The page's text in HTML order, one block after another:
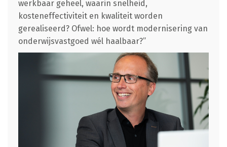
werkbaar geheel, waarin snelheid,
kosteneffectiviteit en kwaliteit worden
gerealiseerd? Ofwel: hoe wordt modernisering van
onderwijsvastgoed wél haalbaar?”